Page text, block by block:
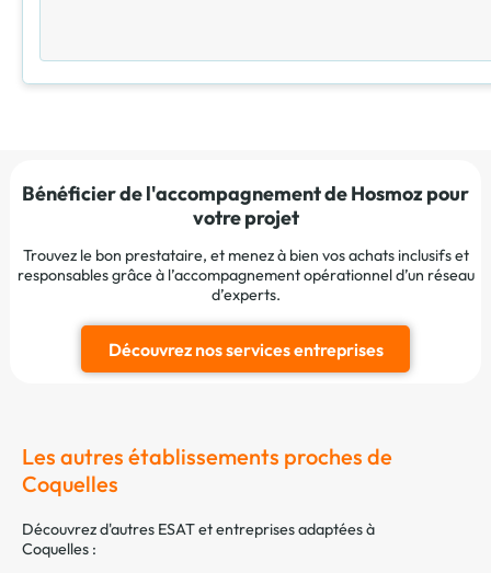
Bénéficier de l'accompagnement de Hosmoz pour
votre projet
Trouvez le bon prestataire, et menez à bien vos achats inclusifs et
responsables grâce à l’accompagnement opérationnel d’un réseau
d’experts.
Découvrez nos services entreprises
Les autres établissements proches de
Coquelles
Découvrez d'autres ESAT et entreprises adaptées à
Coquelles :